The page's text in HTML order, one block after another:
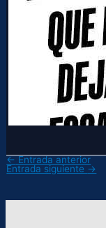
← Entrada anterior
Entrada siguiente →